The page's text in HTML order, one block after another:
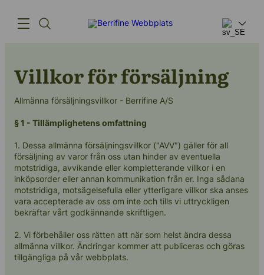
Produkter
Innovation
Leverantörskedjan
Vår berättelse
(+45) 57 67 50 05
info@berrifine.com
Kontakta oss
Villkor för försäljning
Allmänna försäljningsvillkor - Berrifine A/S
§ 1 - Tillämplighetens omfattning
1. Dessa allmänna försäljningsvillkor ("AVV") gäller för all
försäljning av varor från oss utan hinder av eventuella
motstridiga, avvikande eller kompletterande villkor i en
inköpsorder eller annan kommunikation från er. Inga sådana
motstridiga, motsägelsefulla eller ytterligare villkor ska anses
vara accepterade av oss om inte och tills vi uttryckligen
bekräftar vårt godkännande skriftligen.
2. Vi förbehåller oss rätten att när som helst ändra dessa
allmänna villkor. Ändringar kommer att publiceras och göras
tillgängliga på vår webbplats.